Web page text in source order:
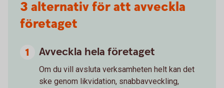
3 alternativ för att avveckla
företaget
Avveckla hela företaget
Om du vill avsluta verksamheten helt kan det
ske genom likvidation, snabbavveckling,